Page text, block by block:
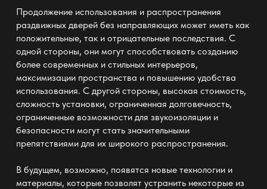
Продолжение использования и распространения
раздвижных дверей без направляющих может иметь как
положительные, так и отрицательные последствия. С
одной стороны, они могут способствовать созданию
более современных и стильных интерьеров,
максимизации пространства и повышению удобства
использования. С другой стороны, высокая стоимость,
сложность установки, ограниченная долговечность,
ограниченные возможности для звукоизоляции и
безопасности могут стать значительными
препятствиями для их широкого распространения.
В будущем, возможно, появятся новые технологии и
материалы, которые позволят устранить некоторые из